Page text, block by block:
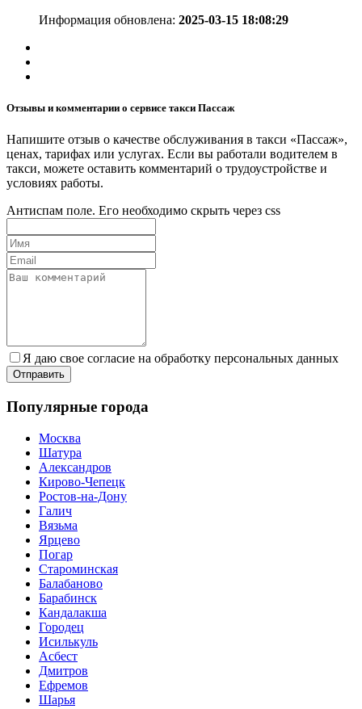
Информация обновлена: 2025-03-15 18:08:29
Отзывы и комментарии о сервисе такси Пассаж
Напишите отзыв о качестве обслуживания в такси «Пассаж»,
ценах, тарифах или услугах. Если вы работали водителем в
такси, можете оставить комментарий о трудоустройстве и
условиях работы.
Антиспам поле. Его необходимо скрыть через css
Я даю свое согласие на обработку персональных данных
Популярные города
Москва
Шатура
Александров
Кирово-Чепецк
Ростов-на-Дону
Галич
Вязьма
Ярцево
Погар
Староминская
Балабаново
Барабинск
Кандалакша
Городец
Исилькуль
Асбест
Дмитров
Ефремов
Шарья